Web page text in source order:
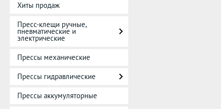
Хиты продаж
Пресс-клещи ручные,
пневматические и
электрические
Прессы механические
Прессы гидравлические
Прессы аккумуляторные